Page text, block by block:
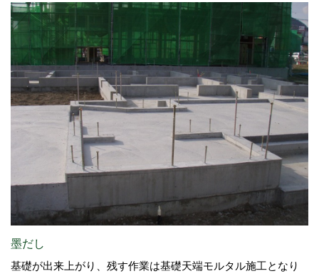
墨だし
基礎が出来上がり、残す作業は基礎天端モルタル施工となり